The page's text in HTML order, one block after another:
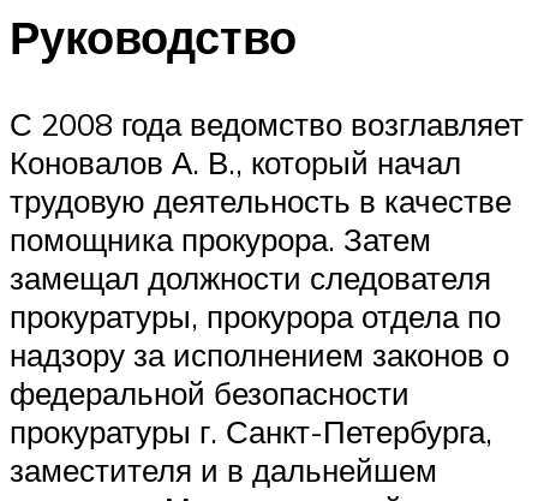
Руководство
С 2008 года ведомство возглавляет
Коновалов А. В., который начал
трудовую деятельность в качестве
помощника прокурора. Затем
замещал должности следователя
прокуратуры, прокурора отдела по
надзору за исполнением законов о
федеральной безопасности
прокуратуры г. Санкт-Петербурга,
заместителя и в дальнейшем